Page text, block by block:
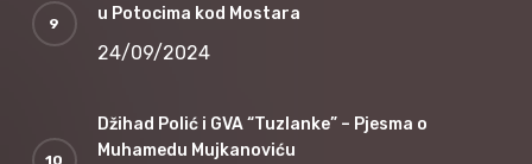
u Potocima kod Mostara
24/09/2024
Džihad Polić i GVA “Tuzlanke” – Pjesma o
Muhamedu Mujkanoviću